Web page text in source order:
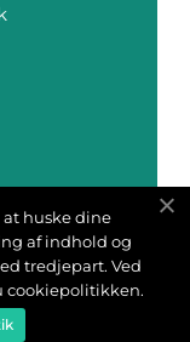
at huske dine
af indhold og
tredjepart. Ved
cookiepolitikken.